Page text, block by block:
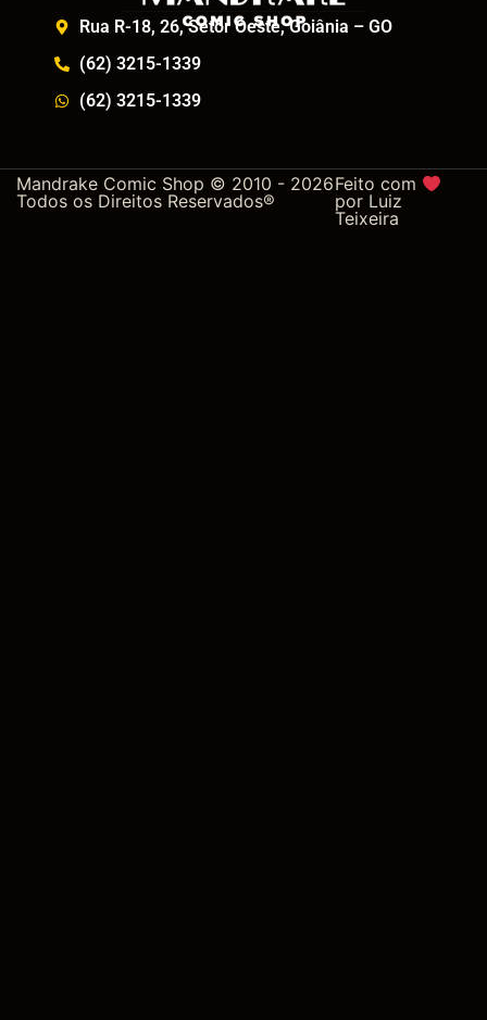
Rua R-18, 26, Setor Oeste, Goiânia – GO
(62) 3215-1339
(62) 3215-1339
Mandrake Comic Shop © 2010 - 2026
Todos os Direitos Reservados®
Feito com
por Luiz
Teixeira